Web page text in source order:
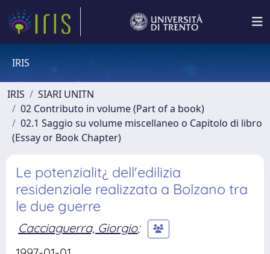
IRIS
IRIS
SIARI UNITN
02 Contributo in volume (Part of a book)
02.1 Saggio su volume miscellaneo o Capitolo di libro
(Essay or Book Chapter)
Le potenzialit¿ dell'edilizia
residenziale realizzata a Bolzano tra
le due guerre
Cacciaguerra, Giorgio;